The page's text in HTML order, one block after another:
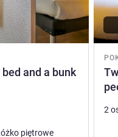
and a bunk
oraz 1 x Łóżko piętrowe
2